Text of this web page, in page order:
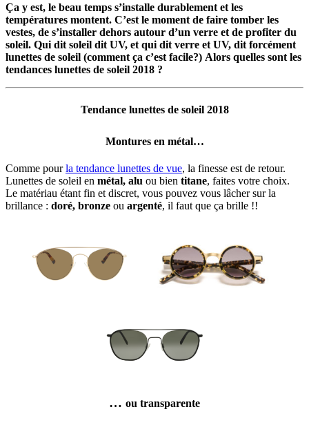
Ça y est, le beau temps s’installe durablement et les
températures montent. C’est le moment de faire tomber les
vestes, de s’installer dehors autour d’un verre et de profiter du
soleil. Qui dit soleil dit UV, et qui dit verre et UV, dit forcément
lunettes de soleil (comment ça c’est facile?) Alors quelles sont les
tendances lunettes de soleil 2018 ?
Tendance lunettes de soleil 2018
Montures en métal…
Comme pourla tendance lunettes de vue, la finesse est de retour.
Lunettes de soleil en métal, alu ou bien titane, faites votre choix.
Le matériau étant fin et discret, vous pouvez vous lâcher sur la
brillance : doré, bronze ou argenté, il faut que ça brille !!
… ou transparente